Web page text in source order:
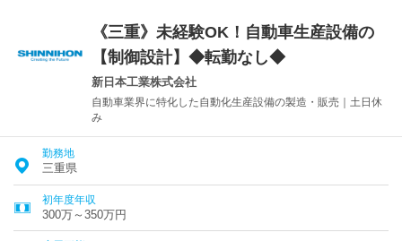
《三重》未経験OK！自動車生産設備の
【制御設計】◆転勤なし◆
新日本工業株式会社
自動車業界に特化した自動化生産設備の製造・販売｜土日休
み
勤務地
三重県
初年度年収
300万～350万円